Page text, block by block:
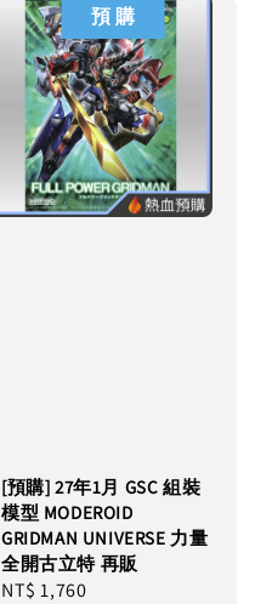
預 購
[預購] 27年1月 GSC 組裝
模型 MODEROID
GRIDMAN UNIVERSE 力量
全開古立特 再販
Regular
NT$ 1,760